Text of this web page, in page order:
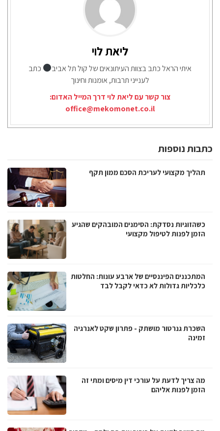
ליאת לוי
איתי הראל כתב בצוות העיתונאים של קול תל אביב
כתב
לענייני תרבות, אומנות וחינוך
צור קשר עם ליאת לוי דרך המייל האדום:
office@mekomonet.co.il
כתבות נוספות
תהליך מקצועי לעריכת הסכם ממון תקף
כשהזוגיות נסדקת: הסימנים המובהקים שהגיע
הזמן לפנות לטיפול מקצועי
המתכננים הפיננסיים של ארבע עונות: החלטות
כלכליות גדולות לא כדאי לקבל לבד
השכרת גנרטור מושתק - פתרון שקט לאנרגיה
זמינה
מה צריך לדעת על עורכי דין מיסים ומתי זה
הזמן לפנות אליהם